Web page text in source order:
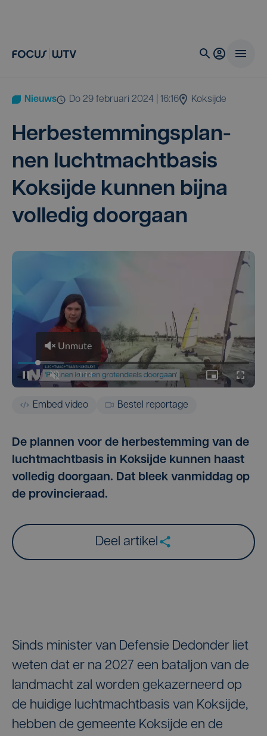
Nieuws do 29 februari 2024 | 16:16 Koksijde
Her­be­stem­mings­plan­
nen lucht­macht­ba­sis
Koksij­de kun­nen bij­na
vol­le­dig doorgaan
Embed video Bestel reportage
De plannen voor de herbestemming van de
luchtmachtbasis in Koksijde kunnen haast
volledig doorgaan. Dat bleek vanmiddag op
de provincieraad.
Deel artikel
Sinds minister van Defensie Dedonder liet
weten dat er na 2027 een bataljon van de
landmacht zal worden gekazerneerd op
de huidige luchtmachtbasis van Koksijde,
hebben de gemeente Koksijde en de